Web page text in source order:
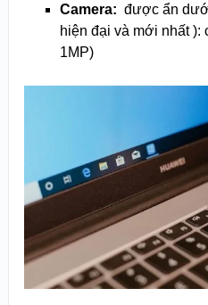
Camera: được ẩn
hiện đại và mới nhất ):
1MP)